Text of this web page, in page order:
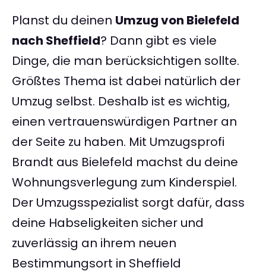
Planst du deinen Umzug von Bielefeld
nach Sheffield? Dann gibt es viele
Dinge, die man berücksichtigen sollte.
Größtes Thema ist dabei natürlich der
Umzug selbst. Deshalb ist es wichtig,
einen vertrauenswürdigen Partner an
der Seite zu haben. Mit Umzugsprofi
Brandt aus Bielefeld machst du deine
Wohnungsverlegung zum Kinderspiel.
Der Umzugsspezialist sorgt dafür, dass
deine Habseligkeiten sicher und
zuverlässig an ihrem neuen
Bestimmungsort in Sheffield